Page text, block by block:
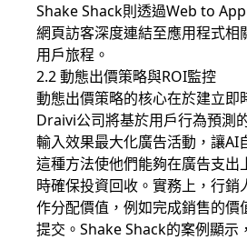
Shake Shack則透過Web to
網頁訪客深度連結至應用程式相
用戶旅程。
2.2 動態出價策略與ROI監控
動態出價策略的核心在於建立即
Draivi公司將基於用戶行為預測
輸入效果最大化廣告活動，讓AI
這種方法使他們能夠在廣告支出
時確保投資回收。實務上，行銷
作分配價值，例如完成銷售的價
提交。Shake Shack的案例顯示